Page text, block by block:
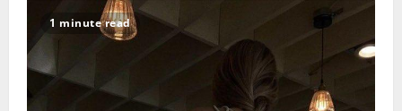
1 minute read